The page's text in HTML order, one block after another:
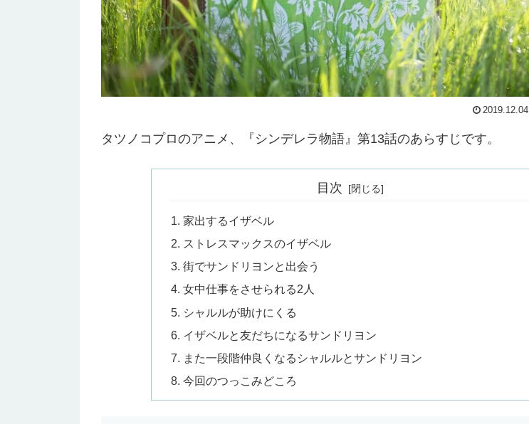
2019.12.04
タツノコプロのアニメ、『シンデレラ物語』第13話のあらすじです。
目次
家出するイザベル
ストレスマックスのイザベル
街でサンドリヨンと出会う
女中仕事をさせられる2人
シャルルが助けにくる
イザベルと友だちになるサンドリヨン
また一段階仲良くなるシャルルとサンドリヨン
今回のつっこみどころ